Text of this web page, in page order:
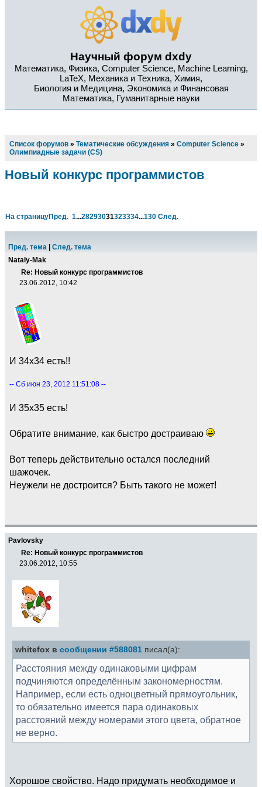
Научный форум dxdy
Математика, Физика, Computer Science, Machine Learning,
LaTeX, Механика и Техника, Химия,
Биология и Медицина, Экономика и Финансовая
Математика, Гуманитарные науки
Список форумов » Тематические обсуждения » Computer Science »
Олимпиадные задачи (CS)
Новый конкурс программистов
На страницуПред. 1...28293031323334...130 След.
Пред. тема
След. тема
Nataly-Mak
Re: Новый конкурс программистов
23.06.2012, 10:42
И 34х34 есть!!
-- Сб июн 23, 2012 11:51:08 --
И 35х35 есть!
Обратите внимание, как быстро достраиваю
Вот теперь действительно остался последний
шажочек.
Неужели не достроится? Быть такого не может!
Pavlovsky
Re: Новый конкурс программистов
23.06.2012, 10:55
whitefox в сообщении #588081 писал(а):
Расстояния между одинаковыми цифрам
подчиняются определённым закономерностям.
Например, если есть одноцветный прямоугольник,
то обязательно имеется пара одинаковых
расстояний между номерами этого цвета, обратное
не верно.
Хорошое свойство. Надо придумать необходимое и